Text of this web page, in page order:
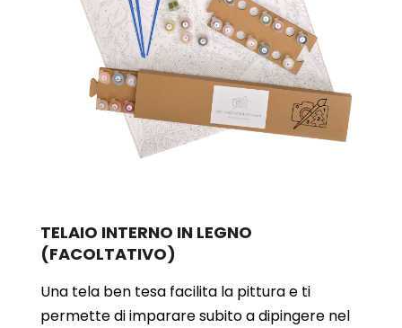
TELAIO INTERNO IN LEGNO
(FACOLTATIVO)
Una tela ben tesa facilita la pittura e ti
permette di imparare subito a dipingere nel